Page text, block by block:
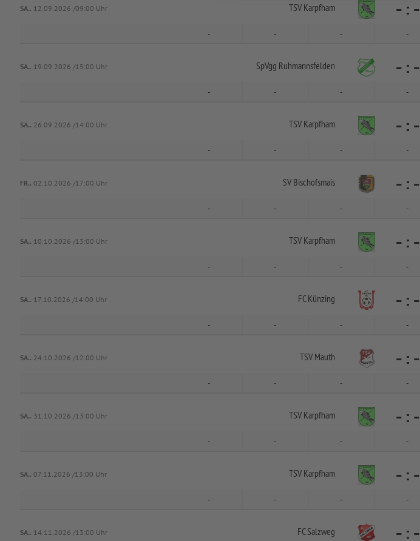
SA.. 12.09.2026 /09:00 Uhr TSV Karpfham - : -
- - - -
SA.. 19.09.2026 /15:00 Uhr SpVgg Ruhmannsfelden - : -
- - - -
SA.. 26.09.2026 /14:00 Uhr TSV Karpfham - : -
- - - -
FR.. 02.10.2026 /17:00 Uhr SV Bischofsmais - : -
- - - -
SA.. 10.10.2026 /13:00 Uhr TSV Karpfham - : -
- - - -
SA.. 17.10.2026 /14:00 Uhr FC Künzing - : -
- - - -
SA.. 24.10.2026 /12:00 Uhr TSV Mauth - : -
- - - -
SA.. 31.10.2026 /13:00 Uhr TSV Karpfham - : -
- - - -
SA.. 07.11.2026 /13:00 Uhr TSV Karpfham - : -
- - - -
SA.. 14.11.2026 /13:00 Uhr FC Salzweg - : -